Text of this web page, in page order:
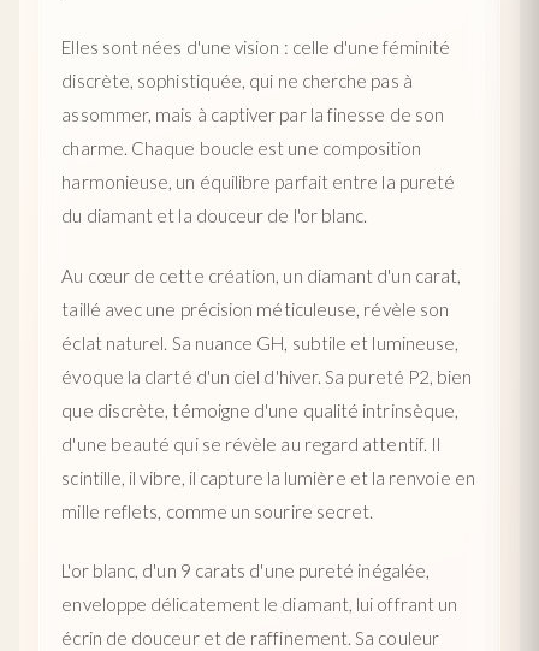
Elles sont nées d'une vision : celle d'une féminité
discrète, sophistiquée, qui ne cherche pas à
assommer, mais à captiver par la finesse de son
charme. Chaque boucle est une composition
harmonieuse, un équilibre parfait entre la pureté
du diamant et la douceur de l'or blanc.
Au cœur de cette création, un diamant d'un carat,
taillé avec une précision méticuleuse, révèle son
éclat naturel. Sa nuance GH, subtile et lumineuse,
évoque la clarté d'un ciel d'hiver. Sa pureté P2, bien
que discrète, témoigne d'une qualité intrinsèque,
d'une beauté qui se révèle au regard attentif. Il
scintille, il vibre, il capture la lumière et la renvoie en
mille reflets, comme un sourire secret.
L'or blanc, d'un 9 carats d'une pureté inégalée,
enveloppe délicatement le diamant, lui offrant un
écrin de douceur et de raffinement. Sa couleur